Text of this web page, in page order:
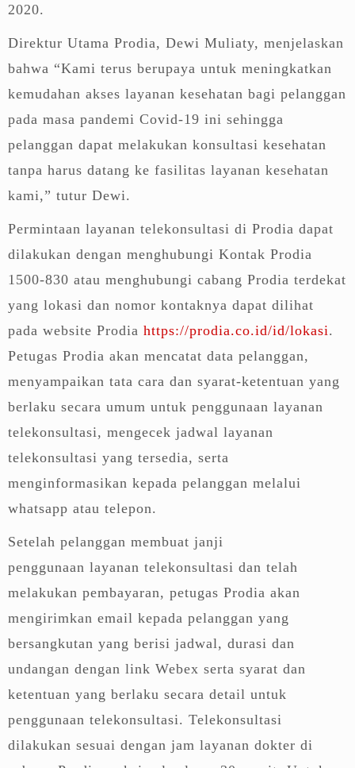
2020.
Direktur Utama Prodia, Dewi Muliaty, menjelaskan
bahwa “Kami terus berupaya untuk meningkatkan
kemudahan akses layanan kesehatan bagi pelanggan
pada masa pandemi Covid-19 ini sehingga
pelanggan dapat melakukan konsultasi kesehatan
tanpa harus datang ke fasilitas layanan kesehatan
kami,” tutur Dewi.
Permintaan layanan telekonsultasi di Prodia dapat
dilakukan dengan menghubungi Kontak Prodia
1500-830 atau menghubungi cabang Prodia terdekat
yang lokasi dan nomor kontaknya dapat dilihat
pada website Prodia https://prodia.co.id/id/lokasi.
Petugas Prodia akan mencatat data pelanggan,
menyampaikan tata cara dan syarat-ketentuan yang
berlaku secara umum untuk penggunaan layanan
telekonsultasi, mengecek jadwal layanan
telekonsultasi yang tersedia, serta
menginformasikan kepada pelanggan melalui
whatsapp atau telepon.
Setelah pelanggan membuat janji
penggunaan layanan telekonsultasi dan telah
melakukan pembayaran, petugas Prodia akan
mengirimkan email kepada pelanggan yang
bersangkutan yang berisi jadwal, durasi dan
undangan dengan link Webex serta syarat dan
ketentuan yang berlaku secara detail untuk
penggunaan telekonsultasi. Telekonsultasi
dilakukan sesuai dengan jam layanan dokter di